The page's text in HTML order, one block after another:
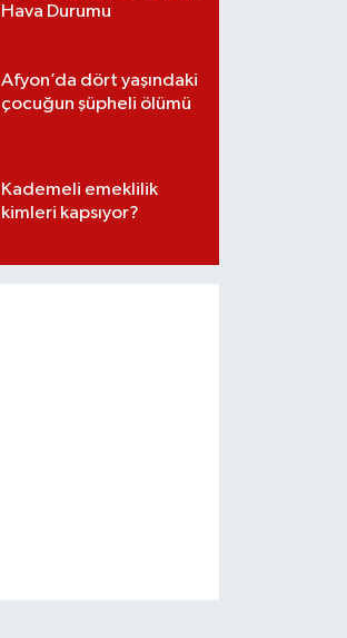
Hava Durumu
Afyon’da dört yaşındaki
çocuğun şüpheli ölümü
Kademeli emeklilik
kimleri kapsıyor?